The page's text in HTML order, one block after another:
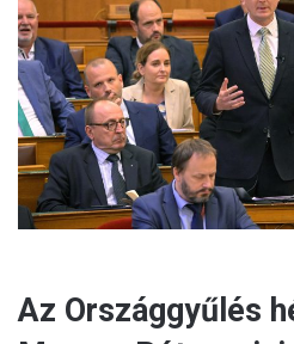
m
a
i
Az Országgyűlés